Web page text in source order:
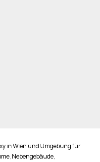
in Wien und Umgebung für
Nebengebäude,